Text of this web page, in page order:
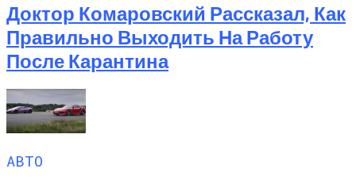
Доктор Комаровский Рассказал, Как
Правильно Выходить На Работу
После Карантина
АВТО